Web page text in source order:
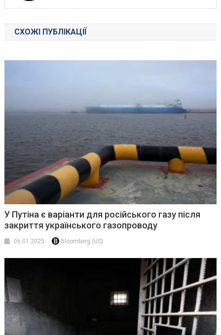
СХОЖІ ПУБЛІКАЦІЇ
У Путіна є варіанти для російського газу після
закриття українського газопроводу
06.01.2025 Bloomberg (US)